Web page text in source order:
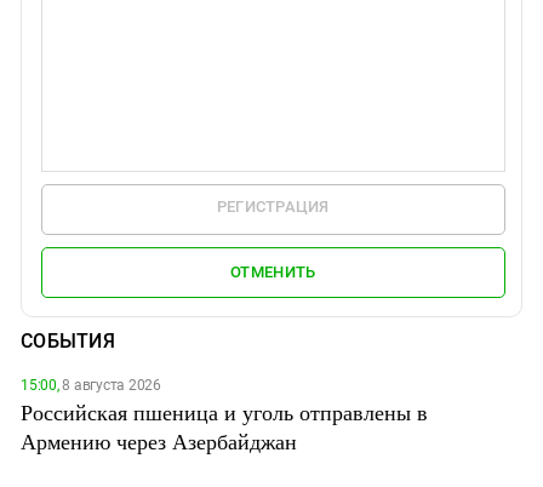
РЕГИСТРАЦИЯ
ОТМЕНИТЬ
СОБЫТИЯ
15:00,8 августа 2026
Российская пшеница и уголь отправлены в
Армению через Азербайджан